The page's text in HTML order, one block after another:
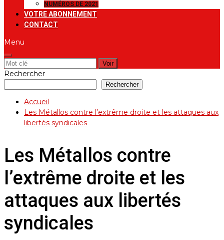
NUMÉROS DE 2021
VOTRE ABONNEMENT
CONTACT
Menu
Rechercher:
Rechercher
Rechercher
Accueil
Les Métallos contre l’extrême droite et les attaques aux
libertés syndicales
Les Métallos contre
l’extrême droite et les
attaques aux libertés
syndicales